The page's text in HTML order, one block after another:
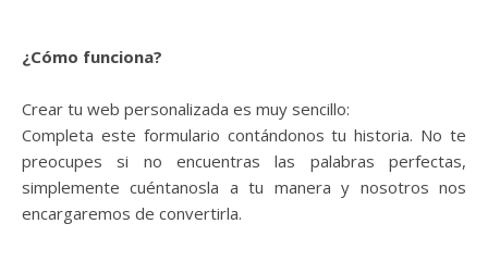
¿Cómo funciona?
Crear tu web personalizada es muy sencillo:
Completa este formulario contándonos tu historia. No te
preocupes si no encuentras las palabras perfectas,
simplemente cuéntanosla a tu manera y nosotros nos
encargaremos de convertirla.